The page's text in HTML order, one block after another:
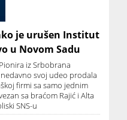
je urušen Institut
u Novom Sadu
iz Srbobrana
svoj udeo prodala
firmi sa samo jednim
sa braćom Rajić i Alta
SNS-u